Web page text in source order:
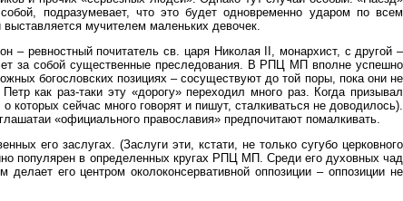
подразумевает, что это будет одновременно ударом по всем
мучителем маленьких девочек.
– ревностный почитатель св. царя Николая II, монархист, с другой –
за собой существенные преследования. В РПЦ МП вполне успешно
богословских позициях – сосуществуют до той поры, пока они не
как раз-таки эту «дорогу» переходил много раз. Когда призывал
сейчас много говорят и пишут, сталкиваться не доводилось).
«официального православия» предпочитают помалкивать.
его заслугах. (Заслуги эти, кстати, не только сугубо церковного
популярен в определенных кругах РПЦ МП. Среди его духовных чад
его центром околоконсервативной оппозиции – оппозиции не